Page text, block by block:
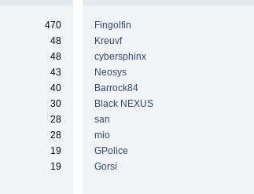
470
48
48
43
40
30
28
28
19
19
Fingolfin
Kreuvf
cybersphinx
Neosys
Barrock84
Black NEXUS
san
mio
GPolice
Gorsi